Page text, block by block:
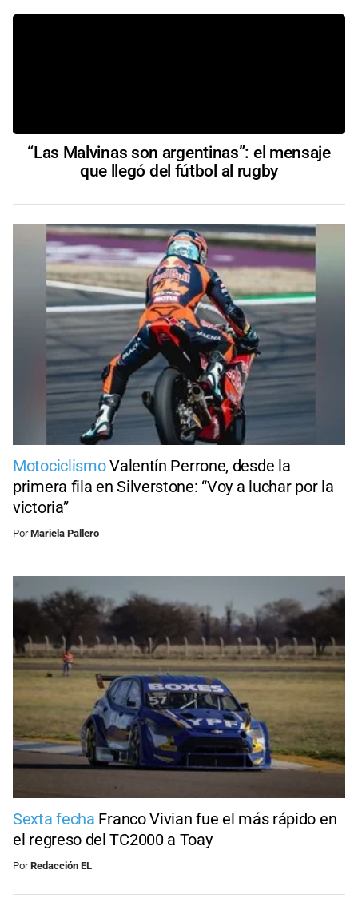
“Las Malvinas son argentinas”: el mensaje
que llegó del fútbol al rugby
MotociclismoValentín Perrone, desde la
primera fila en Silverstone: “Voy a luchar por la
victoria”
PorMariela Pallero
Sexta fecha Franco Vivian fue el más rápido en
el regreso del TC2000 a Toay
PorRedacción EL